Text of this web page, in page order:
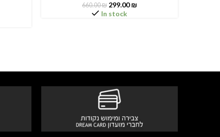
660.00₪ 299.00₪
In stock